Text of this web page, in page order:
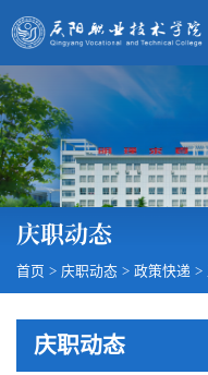
庆职动态
首页 > 庆职动态 > 政策快递 >
庆职动态